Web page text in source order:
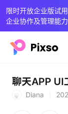
限时开放企业版试
企业协作及管理能力
聊天APP UI
Diana